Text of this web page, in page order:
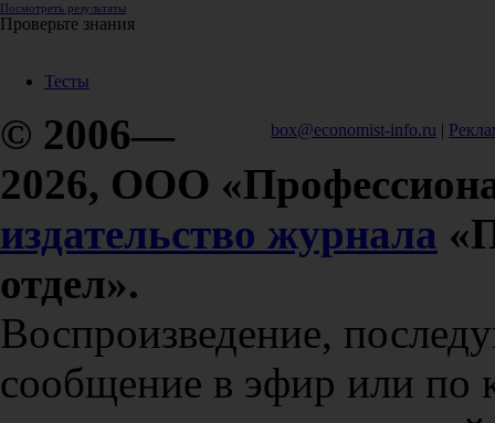
Посмотреть результаты
Проверьте знания
Тесты
box@economist-info.ru |
© 2006—
2026, ООО
издательство журнала
отдел».
Воспроизведение,
сообщение в эфир или по